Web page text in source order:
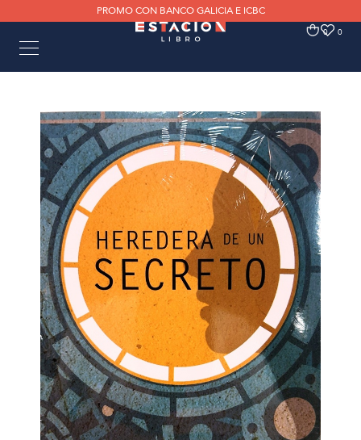
PROMO CON BANCO GALICIA E ICBC
0 0